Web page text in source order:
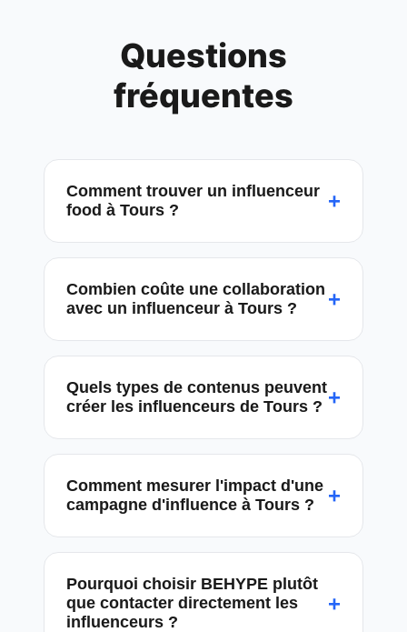
Questions
fréquentes
Comment trouver un influenceur
food à Tours ?
+
Combien coûte une collaboration
avec un influenceur à Tours ?
+
Quels types de contenus peuvent
créer les influenceurs de Tours ? +
Comment mesurer l'impact d'une
campagne d'influence à Tours ?
+
Pourquoi choisir BEHYPE plutôt
que contacter directement les
influenceurs ?
+